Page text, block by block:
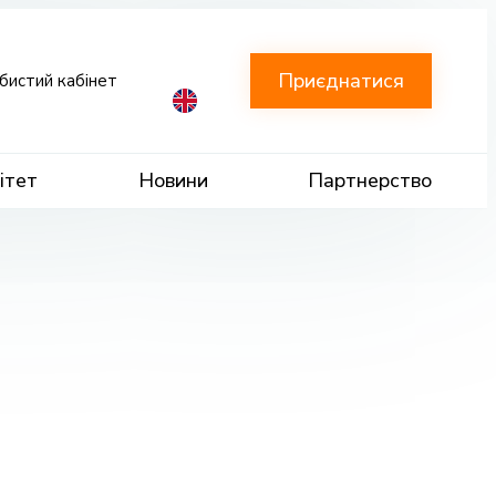
Новини Партнерство
кабінет Приєднатися